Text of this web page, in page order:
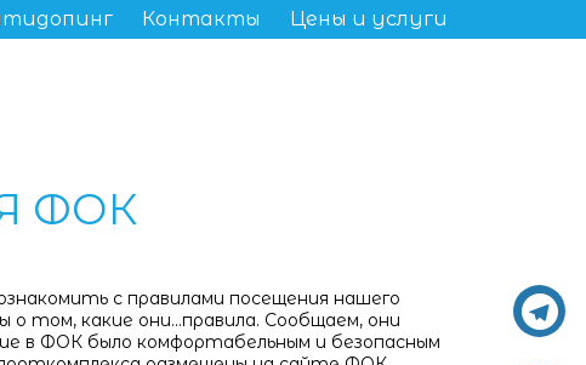
Контакты Цены и услуги
ФОК
с правилами посещения нашего
том, какие они...правила. Сообщаем, они
в ФОК было комфортабельным и безопасным